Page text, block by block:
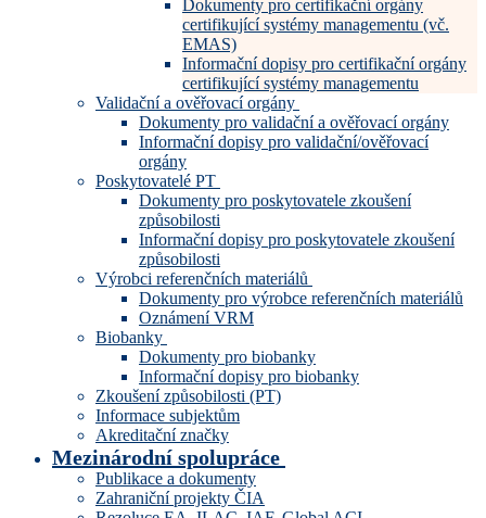
Dokumenty pro certifikační orgány
certifikující systémy managementu (vč.
EMAS)
Informační dopisy pro certifikační orgány
certifikující systémy managementu
Validační a ověřovací orgány
Dokumenty pro validační a ověřovací orgány
Informační dopisy pro validační/ověřovací
orgány
Poskytovatelé PT
Dokumenty pro poskytovatele zkoušení
způsobilosti
Informační dopisy pro poskytovatele zkoušení
způsobilosti
Výrobci referenčních materiálů
Dokumenty pro výrobce referenčních materiálů
Oznámení VRM
Biobanky
Dokumenty pro biobanky
Informační dopisy pro biobanky
Zkoušení způsobilosti (PT)
Informace subjektům
Akreditační značky
Mezinárodní spolupráce
Publikace a dokumenty
Zahraniční projekty ČIA